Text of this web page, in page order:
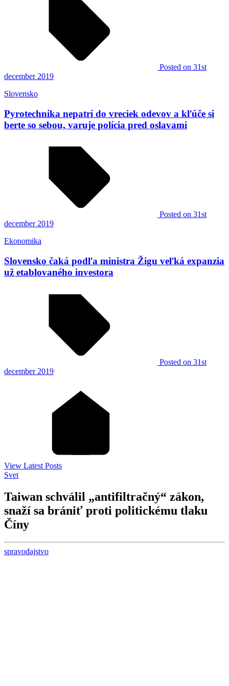
Posted on 31st
december 2019
Slovensko
Pyrotechnika nepatrí do vreciek odevov a kľúče si
berte so sebou, varuje polícia pred oslavami
Posted on 31st
december 2019
Ekonomika
Slovensko čaká podľa ministra Žigu veľká expanzia
už etablovaného investora
Posted on 31st
december 2019
View Latest Posts
Svet
Taiwan schválil „antifiltračný“ zákon,
snaží sa brániť proti politickému tlaku
Číny
spravodajstvo